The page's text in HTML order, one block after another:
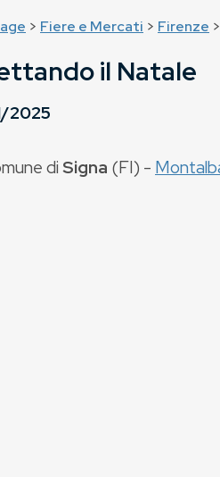
> Fiere e Mercati > Firenze
il Natale
2025
diSigna (FI) -